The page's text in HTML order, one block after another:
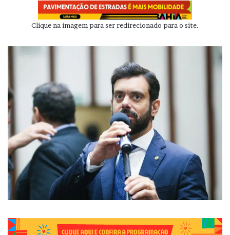
Clique na imagem para ser redirecionado para o site.